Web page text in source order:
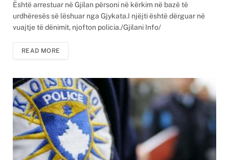
Është arrestuar në Gjilan përsoni në kërkim në bazë të
urdhëresës së lëshuar nga Gjykata.I njëjti është dërguar në
vuajtje të dënimit, njofton policia./Gjilani Info/
READ MORE